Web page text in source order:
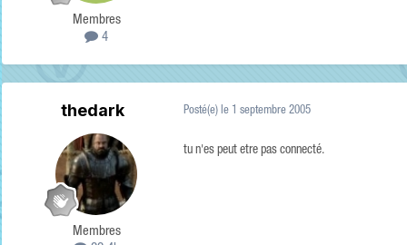
Membres
4
thedark
Membres
Posté(e) le 1 septembre 2005
tu n'es peut etre pas connecté.